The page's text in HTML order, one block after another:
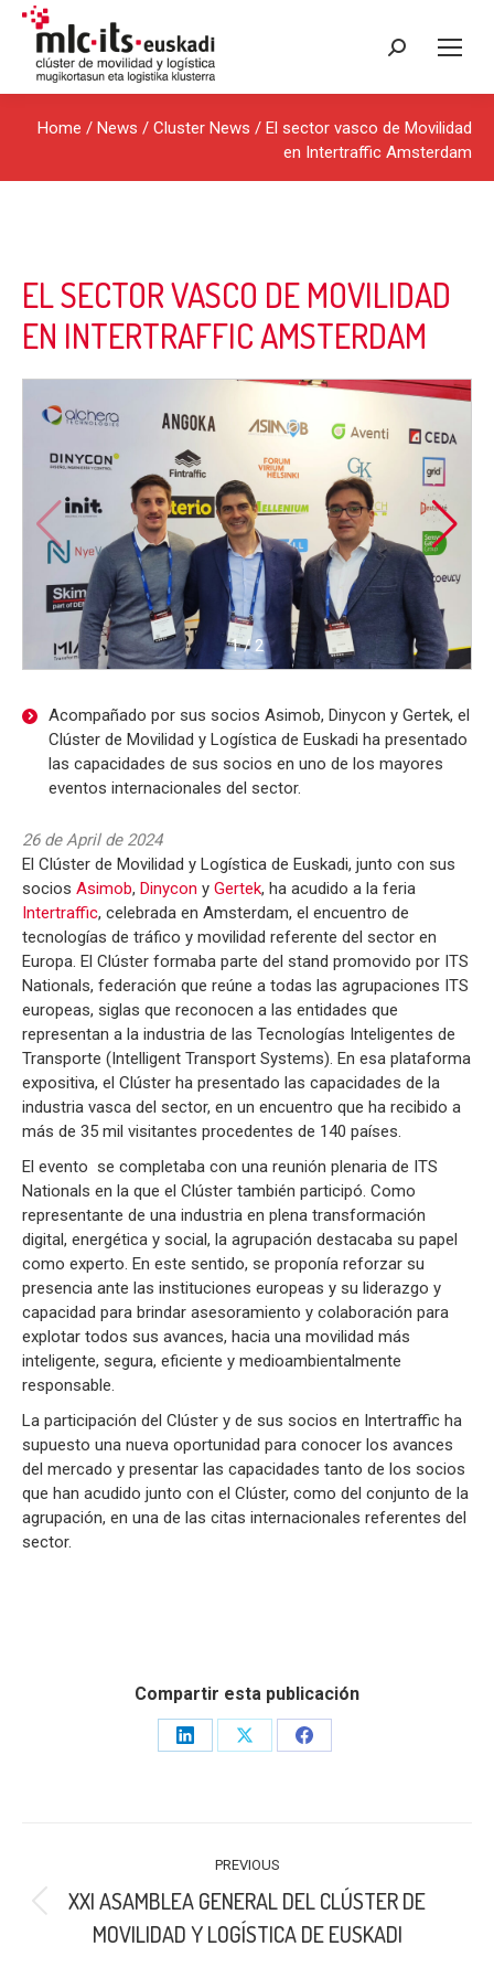
Search:
Home / News / Cluster News / El sector vasco de Movilidad
en Intertraffic Amsterdam
EL SECTOR VASCO DE MOVILIDAD
EN INTERTRAFFIC AMSTERDAM
1/2
Acompañado por sus socios Asimob, Dinycon y Gertek, el
Clúster de Movilidad y Logística de Euskadi ha presentado
las capacidades de sus socios en uno de los mayores
eventos internacionales del sector.
26 de April de 2024
El Clúster de Movilidad y Logística de Euskadi, junto con sus
socios Asimob, Dinycon y Gertek, ha acudido a la feria
Intertraffic, celebrada en Amsterdam, el encuentro de
tecnologías de tráfico y movilidad referente del sector en
Europa. El Clúster formaba parte del stand promovido por ITS
Nationals, federación que reúne a todas las agrupaciones ITS
europeas, siglas que reconocen a las entidades que
representan a la industria de las Tecnologías Inteligentes de
Transporte (Intelligent Transport Systems). En esa plataforma
expositiva, el Clúster ha presentado las capacidades de la
industria vasca del sector, en un encuentro que ha recibido a
más de 35 mil visitantes procedentes de 140 países.
El evento se completaba con una reunión plenaria de ITS
Nationals en la que el Clúster también participó. Como
representante de una industria en plena transformación
digital, energética y social, la agrupación destacaba su papel
como experto. En este sentido, se proponía reforzar su
presencia ante las instituciones europeas y su liderazgo y
capacidad para brindar asesoramiento y colaboración para
explotar todos sus avances, hacia una movilidad más
inteligente, segura, eficiente y medioambientalmente
responsable.
La participación del Clúster y de sus socios en Intertraffic ha
supuesto una nueva oportunidad para conocer los avances
del mercado y presentar las capacidades tanto de los socios
que han acudido junto con el Clúster, como del conjunto de la
agrupación, en una de las citas internacionales referentes del
sector.
Compartir esta publicación
Share
Share
Share
NAVIGATION
PREVIOUS
Previous
post:
XXI ASAMBLEA GENERAL DEL CLÚSTER DE
MOVILIDAD Y LOGÍSTICA DE EUSKADI